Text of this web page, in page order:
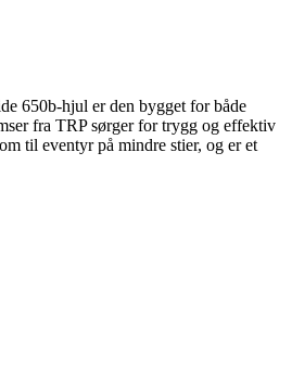
650b-hjul er den bygget for både
fra TRP sørger for trygg og effektiv
til eventyr på mindre stier, og er et